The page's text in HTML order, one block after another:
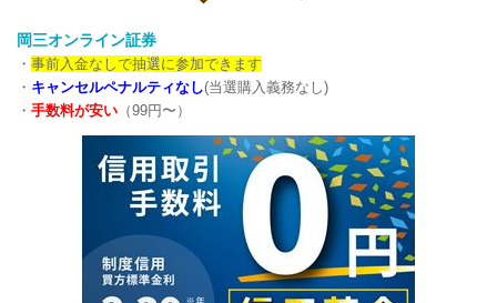
岡三オンライン証券
・ 事前入金なしで抽選に参加できます
・ キャンセルペナルティなし(当選購入義務なし)
・ 手数料が安い （99円〜）